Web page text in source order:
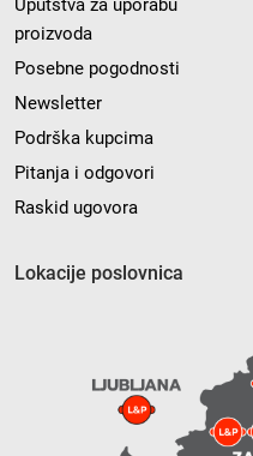
Uputstva za uporabu
proizvoda
Posebne pogodnosti
Newsletter
Podrška kupcima
Pitanja i odgovori
Raskid ugovora
Lokacije poslovnica